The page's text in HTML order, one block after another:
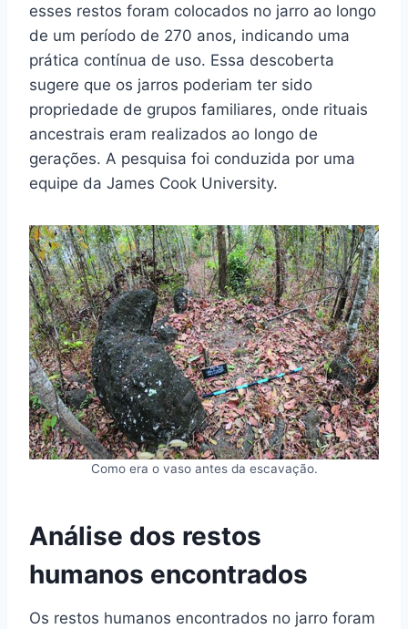
esses restos foram colocados no jarro ao longo
de um período de 270 anos, indicando uma
prática contínua de uso. Essa descoberta
sugere que os jarros poderiam ter sido
propriedade de grupos familiares, onde rituais
ancestrais eram realizados ao longo de
gerações. A pesquisa foi conduzida por uma
equipe da James Cook University.
Como era o vaso antes da escavação.
Análise dos restos
humanos encontrados
Os restos humanos encontrados no jarro foram